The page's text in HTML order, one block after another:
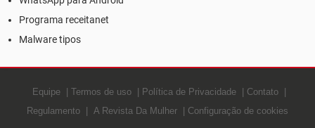
Programa receitanet
Malware tipos
Equipe Termos de uso Política de Privacidade
Contato
Regulamento
A Revista Da Mulher Configuração de cookies